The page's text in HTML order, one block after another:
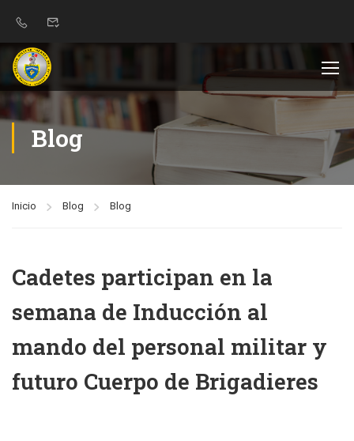
Blog
Inicio Blog Blog
Cadetes participan en la
semana de Inducción al
mando del personal militar y
futuro Cuerpo de Brigadieres